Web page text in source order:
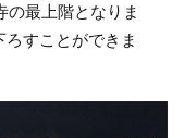
の最上階となりま
すことができま